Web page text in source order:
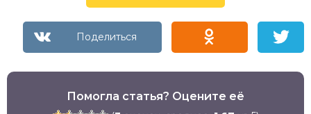
Помогла статья? Оцените её